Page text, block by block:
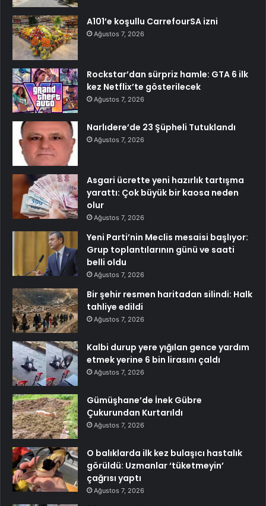
A101’e koşullu CarrefourSA izni
Ağustos 7, 2026
Rockstar’dan sürpriz hamle: GTA 6 ilk
kez Netflix’te gösterilecek
Ağustos 7, 2026
Narlıdere’de 23 Şüpheli Tutuklandı
Ağustos 7, 2026
Asgari ücrette yeni hazırlık tartışma
yarattı: Çok büyük bir kaosa neden
olur
Ağustos 7, 2026
Yeni Parti’nin Meclis mesaisi başlıyor:
Grup toplantılarının günü ve saati
belli oldu
Ağustos 7, 2026
Bir şehir resmen haritadan silindi: Halk
tahliye edildi
Ağustos 7, 2026
Kalbi durup yere yığılan gence yardım
etmek yerine 6 bin lirasını çaldı
Ağustos 7, 2026
Gümüşhane’de İnek Gübre
Çukurundan Kurtarıldı
Ağustos 7, 2026
O balıklarda ilk kez bulaşıcı hastalık
görüldü: Uzmanlar ‘tüketmeyin’
çağrısı yaptı
Ağustos 7, 2026